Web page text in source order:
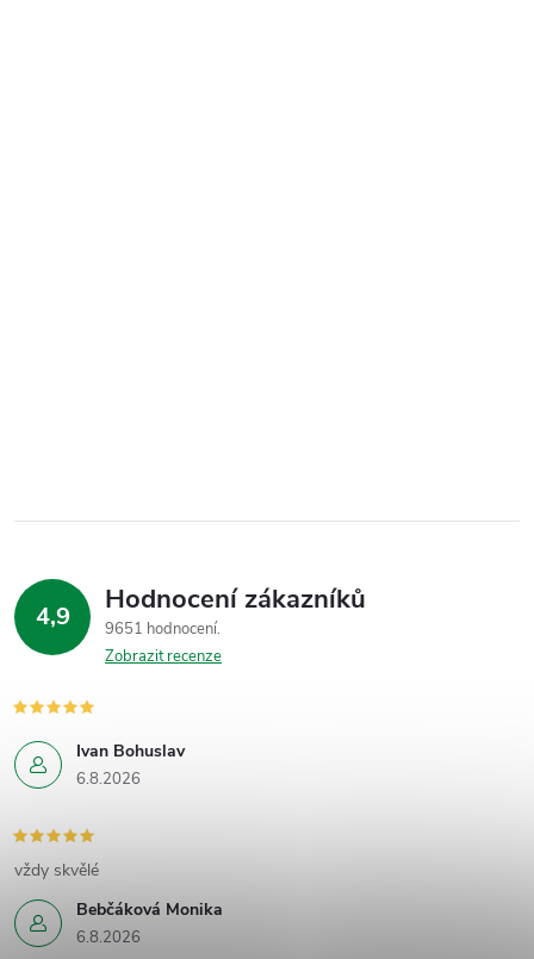
4,9 Hodnocení zákazníků
9651 hodnocení
Zobrazit recenze
Ivan Bohuslav
6.8.2026
Bebčáková Monika
6.8.2026
vždy skvělé